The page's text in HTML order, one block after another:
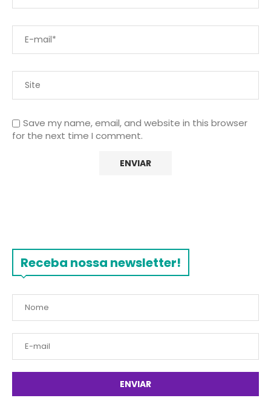
Save my name, email, and website in this browser
for the next time I comment.
Receba nossa newsletter!